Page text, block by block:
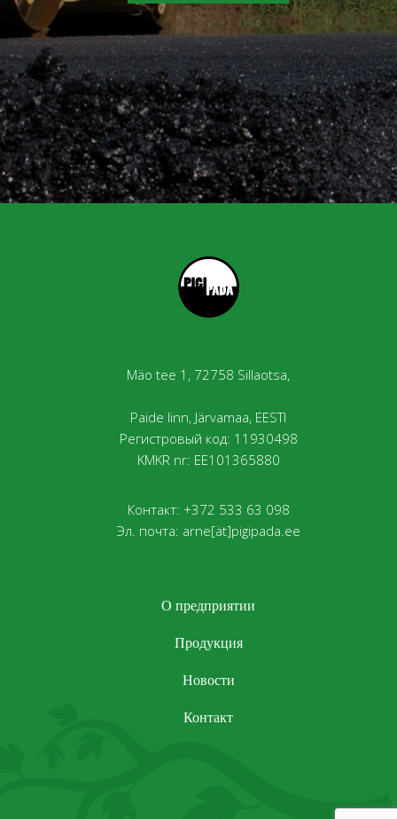
Mäo tee 1, 72758 Sillaotsa,
Paide linn, Järvamaa, EESTI
Регистровый код: 11930498
KMKR nr: EE101365880
Контакт: +372 533 63 098
Эл. почта: arne[ät]pigipada.ee
О предприятии
Продукция
Новости
Контакт